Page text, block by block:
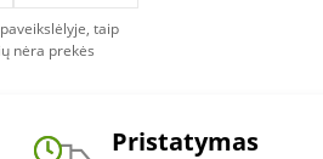
taip
nėra prekės
Pristatymas